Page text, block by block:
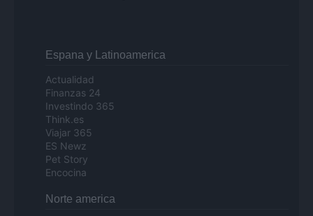
Espana y Latinoamerica
Actualidad
Finanzas 24
Investindo 365
Think.es
Viajar 365
ES Newz
Pet Story
Encocina
Norte america